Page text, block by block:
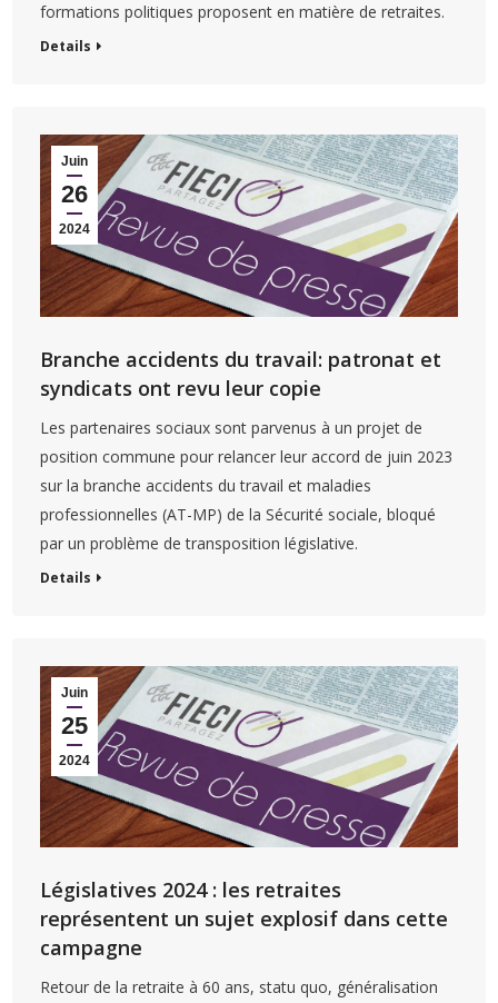
formations politiques proposent en matière de retraites.
Details
Juin
26
2024
Branche accidents du travail: patronat et
syndicats ont revu leur copie
Les partenaires sociaux sont parvenus à un projet de
position commune pour relancer leur accord de juin 2023
sur la branche accidents du travail et maladies
professionnelles (AT-MP) de la Sécurité sociale, bloqué
par un problème de transposition législative.
Details
Juin
25
2024
Législatives 2024 : les retraites
représentent un sujet explosif dans cette
campagne
Retour de la retraite à 60 ans, statu quo, généralisation